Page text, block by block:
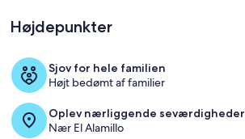
og
solnedgange!
Højdepunkter
Sjov for hele familien
Højt bedømt af familier
Oplev nærliggende seværdigheder
Nær El Alamillo